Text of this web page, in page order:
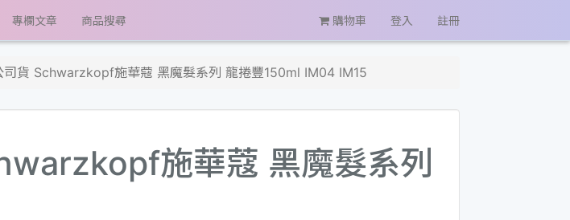
專欄文章 商品搜尋 購物車 登入 註冊
司貨 Schwarzkopf施華蔻 黑魔髮系列 龍捲豐150ml IM04 IM15
施華蔻 黑魔髮系列